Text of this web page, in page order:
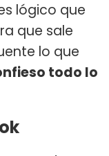
lógico que
que sale
lo que
todo lo